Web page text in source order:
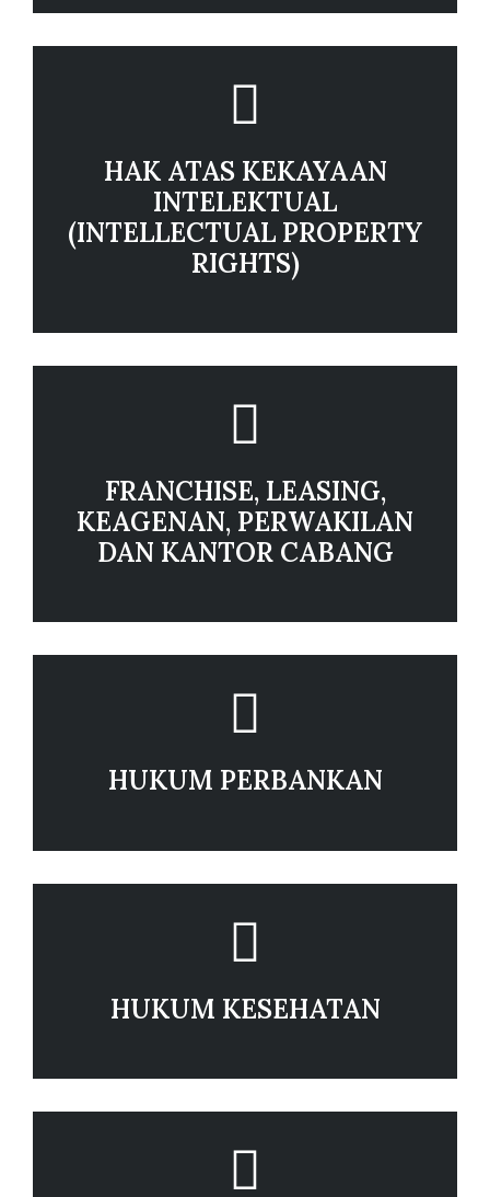
HAK ATAS KEKAYAAN
INTELEKTUAL
(INTELLECTUAL PROPERTY
RIGHTS)
FRANCHISE, LEASING,
KEAGENAN, PERWAKILAN
DAN KANTOR CABANG
HUKUM PERBANKAN
HUKUM KESEHATAN